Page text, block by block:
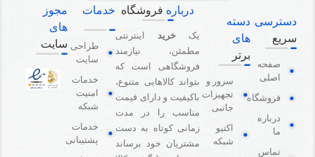
دسترسی
سریع
صفحه
اصلی
فروشگاه
درباره
ما
تماس
دسته
های
برتر
سرور و
تجهیزات
جانبی
اکتیو
شبکه
درباره فروشگاه
یک خریداینترنتی
مطمئن، نیازمند
فروشگاهی است که
بتواند کالاهایی متنوع،
باکیفیت و دارای قیمت
مناسب را در مدت
زمانی کوتاه به دست
مشتریان خود برساند
خدمات
طراحی
سایت
خدمات
امنیت
شبکه
خدمات
پشتیبانی
مجوز
های
سایت